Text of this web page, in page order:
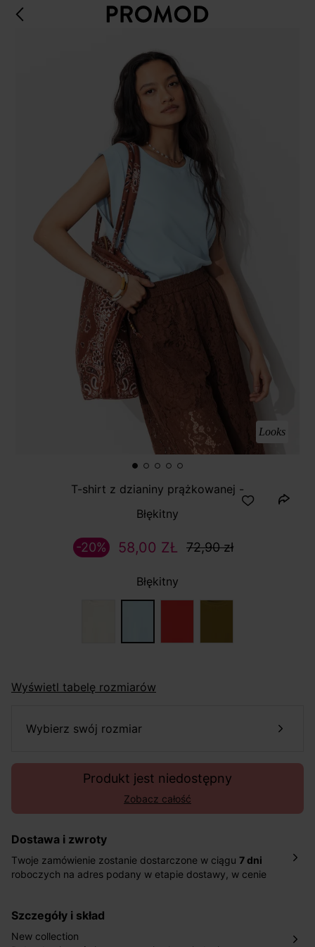
Looks
T-shirt z dzianiny prążkowanej -
Błękitny
58,00 ZŁ 72,90 zł
-20%
Błękitny
Wyświetl tabelę rozmiarów
wybierz swój rozmiar
Produkt jest niedostępny
Zobacz całość
Dostawa i zwroty
Twoje zamówienie zostanie dostarczone w ciągu 7 dni
roboczych na adres podany w etapie dostawy, w cenie
pośrednictwem DHL Express.
Nowość: Zamówienia dostarczamy w ciągu 4-6 dni
szczegóły i skład
New collection